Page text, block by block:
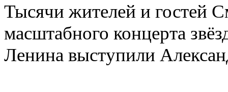
Тысячи жителей и гостей
масштабного концерта
Ленина выступили